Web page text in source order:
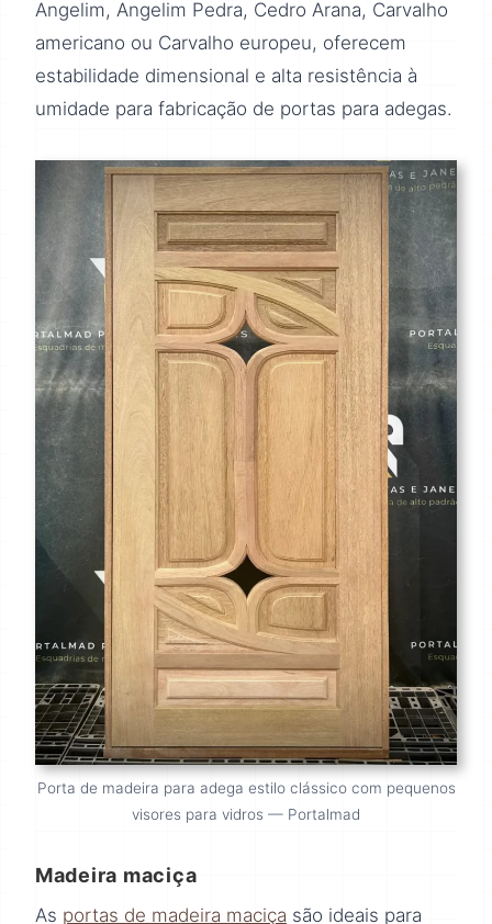
Angelim, Angelim Pedra, Cedro Arana, Carvalho
americano ou Carvalho europeu, oferecem
estabilidade dimensional e alta resistência à
umidade para fabricação de portas para adegas.
Porta de madeira para adega estilo clássico com pequenos
visores para vidros — Portalmad
Madeira maciça
As portas de madeira maciça são ideais para